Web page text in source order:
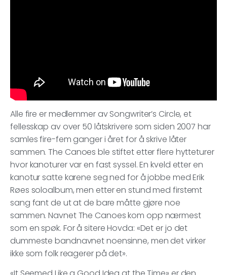
Alle fire er medlemmer av Songwriter’s Circle, et
fellesskap av over 50 låtskrivere som siden 2007 har
samles fire-fem ganger i året for å skrive låter
sammen. The Canoes ble stiftet etter flere hytteturer
hvor kanoturer var en fast syssel. En kveld etter en
kanotur satte karene seg ned for å jobbe med Erik
Røes soloalbum, men etter en stund med firstemt
sang fant de ut at de bare måtte gjøre noe
sammen. Navnet The Canoes kom opp nærmest
som en spøk. For å sitere Hovda: «Det er jo det
dummeste bandnavnet noensinne, men det virker
ikke som folk reagerer på det».